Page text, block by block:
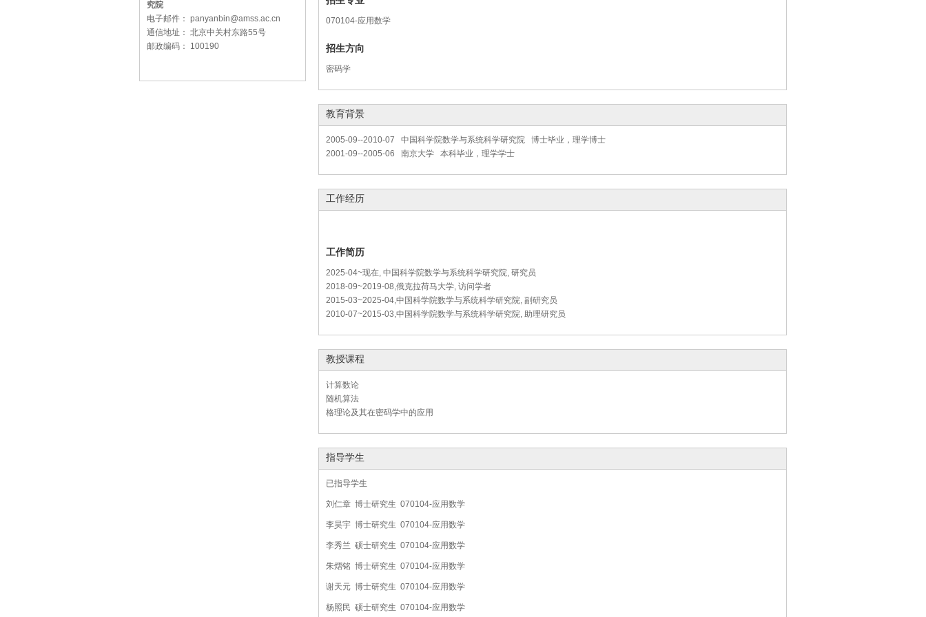
究院
电子邮件： panyanbin@amss.ac.cn
通信地址： 北京中关村东路55号
邮政编码： 100190
070104-应用数学
招生方向
密码学
教育背景
2005-09--2010-07 中国科学院数学与系统科学研究院 博士毕业，理学博士
2001-09--2005-06 南京大学 本科毕业，理学学士
工作经历
工作简历
2025-04~现在, 中国科学院数学与系统科学研究院, 研究员
2018-09~2019-08,俄克拉荷马大学, 访问学者
2015-03~2025-04,中国科学院数学与系统科学研究院, 副研究员
2010-07~2015-03,中国科学院数学与系统科学研究院, 助理研究员
教授课程
计算数论
随机算法
格理论及其在密码学中的应用
指导学生
已指导学生
刘仁章 博士研究生 070104-应用数学
李昊宇 博士研究生 070104-应用数学
李秀兰 硕士研究生 070104-应用数学
朱熠铭 博士研究生 070104-应用数学
谢天元 博士研究生 070104-应用数学
杨照民 硕士研究生 070104-应用数学